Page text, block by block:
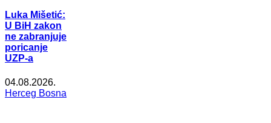
Luka Mišetić:
U BiH zakon
ne zabranjuje
poricanje
UZP-a
04.08.2026.
Herceg Bosna